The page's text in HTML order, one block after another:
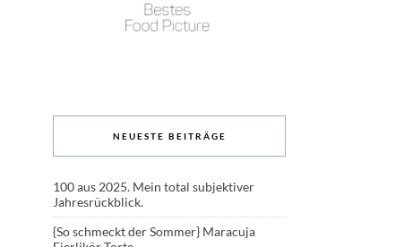
NEUESTE BEITRÄGE
100 aus 2025. Mein total subjektiver
Jahresrückblick.
{So schmeckt der Sommer} Maracuja